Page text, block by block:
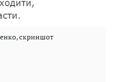
скриншот